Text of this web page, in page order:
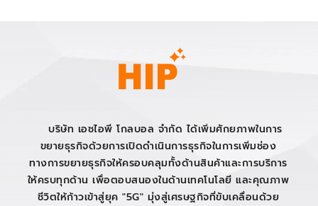
บริษัท เอชไอพี โกลบอล จำกัด ได้เพิ่มศักยภาพในการ
ขยายธุรกิจด้วยการเปิดดำเนินการธุรกิจในการเพิ่มช่อง
ทางการขยายธุรกิจให้ครอบคลุมทั้งด้านสินค้าและการบริการ
ให้ครบทุกด้าน เพื่อตอบสนองในด้านเทคโนโลยี และคุณภาพ
ชีวิตให้ก้าวเข้าสู่ยุค "5G" มุ่งสู่เศรษฐกิจที่ขับเคลื่อนด้วย